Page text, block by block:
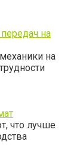
на
на
что лучше